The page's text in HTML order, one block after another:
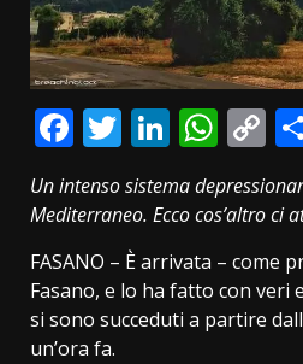
Facebook
Twitter
Un intenso sistema
Mediterraneo. Ecco cos’altro ci
FASANO – È arrivata – come
Fasano, e lo ha fatto con
si sono succeduti a partire
un’ora fa.